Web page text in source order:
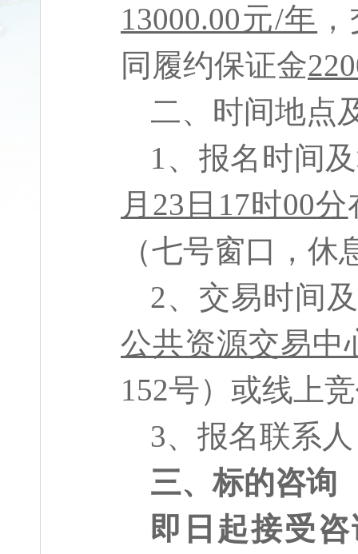
13000.00元/年
同履约保证金
二、时间地点
1 、报名时间
月 23 日 17时00分
（七号窗口，
2、交易时间
公共资源交易中
152号）或线上
3、报名联系
三、标的咨询
即日起接受